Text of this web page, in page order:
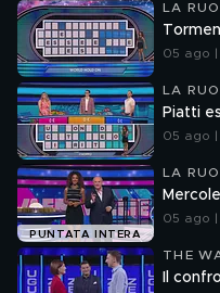
LA
05 ago |
LA
Piatti
05 ago |
PUNTATA INTERA
LA
05 ago |
THE
Il